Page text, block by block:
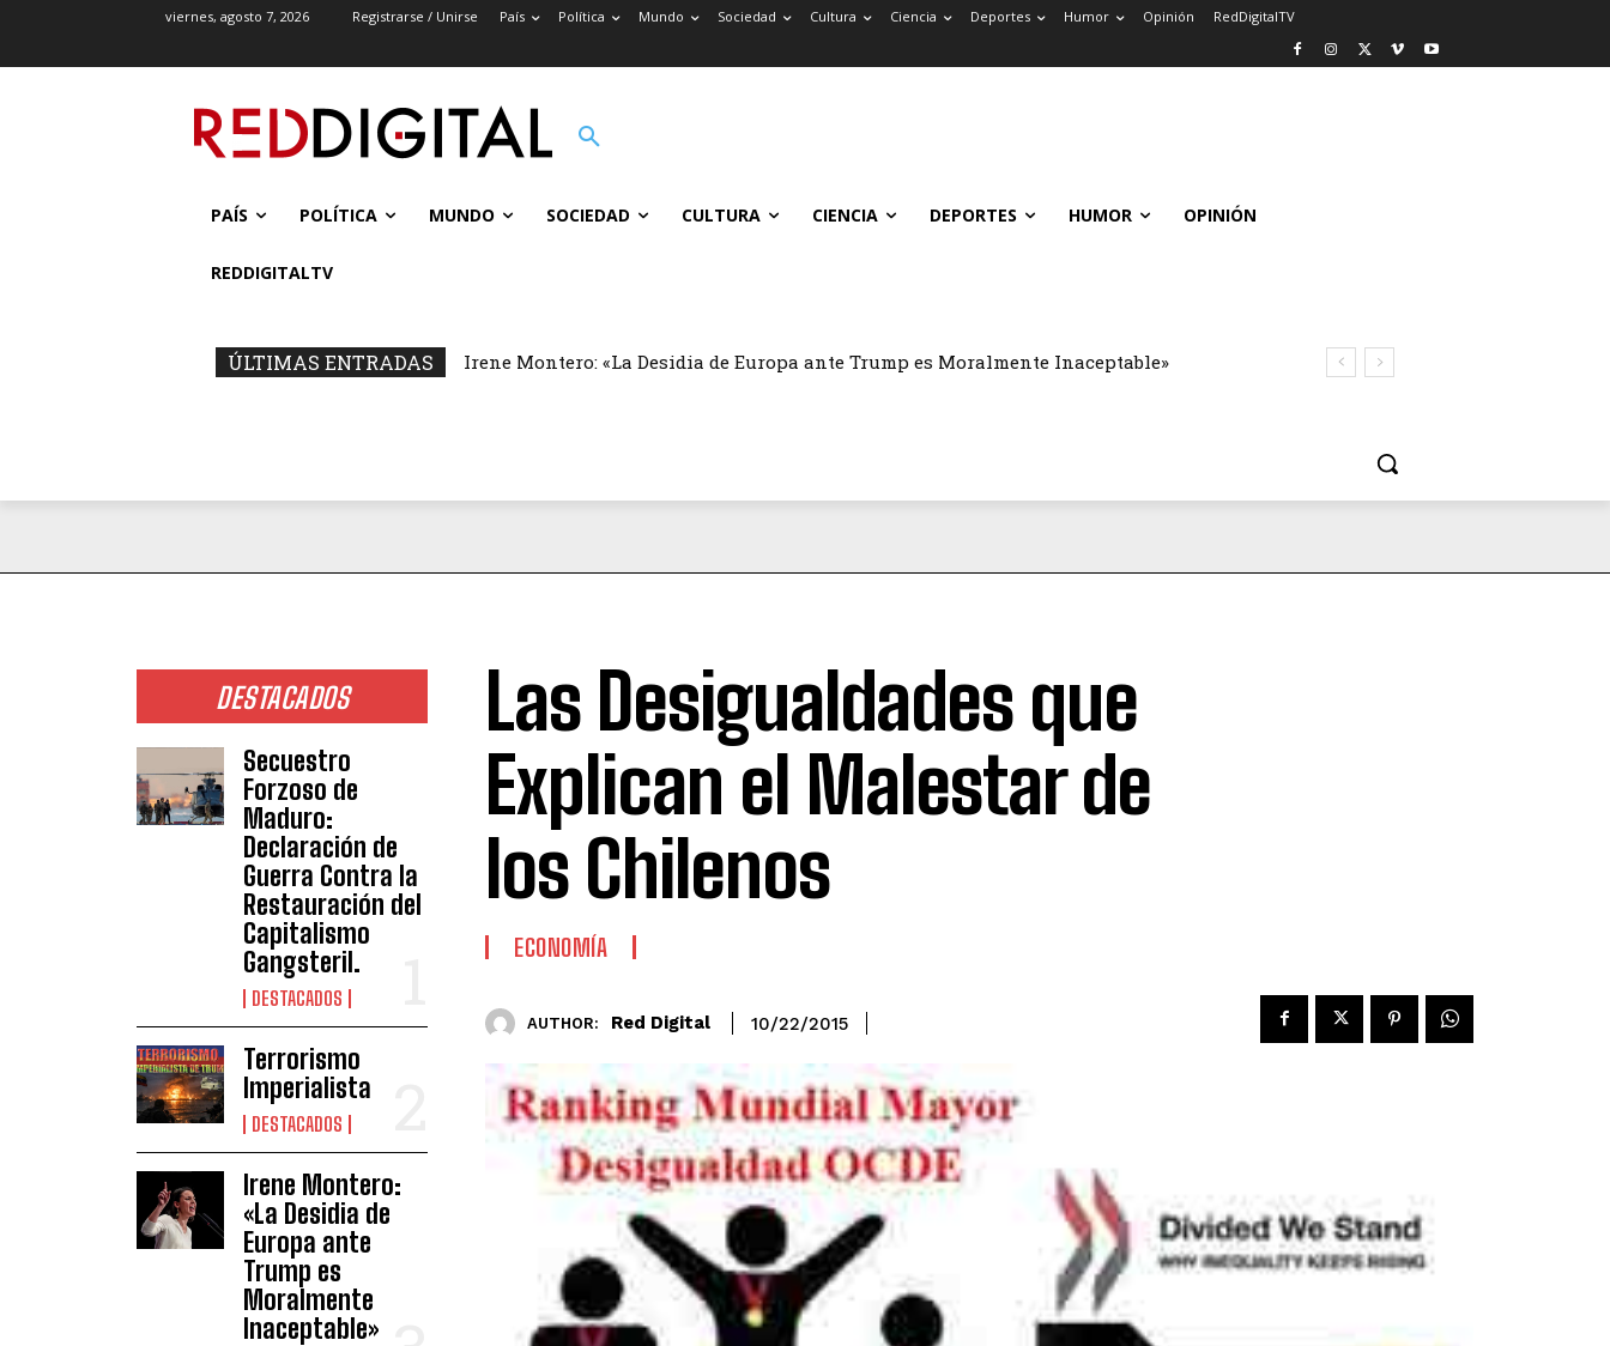
viernes, agosto 7, 2026 Registrarse / Unirse País Política Mundo Sociedad Cultura Ciencia Deportes Humor Opinión RedDigitalTV
PAÍS POLÍTICA MUNDO SOCIEDAD CULTURA CIENCIA DEPORTES HUMOR OPINIÓN
REDDIGITALTV
ÚLTIMAS ENTRADAS Irene Montero: «La Desidia de Europa ante Trump es Moralmente Inaceptable»
DESTACADOS
Secuestro
Forzoso de
Maduro:
Declaración de
Guerra Contra la
Restauración del
Capitalismo
Gangsteril.
DESTACADOS
Terrorismo
Imperialista
DESTACADOS
Irene Montero:
«La Desidia de
Europa ante
Trump es
Moralmente
Inaceptable»
Las Desigualdades que
Explican el Malestar de
los Chilenos
ECONOMÍA
AUTHOR: Red Digital 10/22/2015